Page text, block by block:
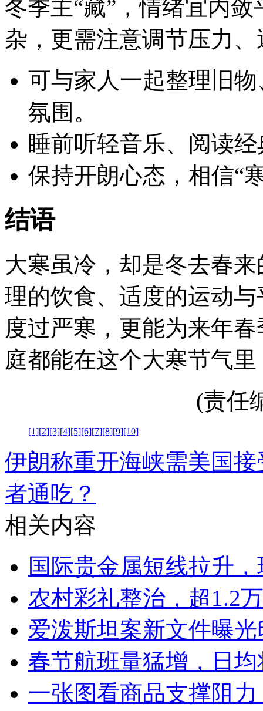
冬季主“藏”，情绪宜内
杂，更需注意调节压力
可与家人一起整理旧
氛围。
睡前听轻音乐、阅读
保持开朗心态，相信“
结语
大寒虽冷，却是冬去春
理的饮食、适度的运动
度过严寒，更能为来年
庭都能在这个大寒节气
(责任
[1][2][3][4][5][6][7][8][9][10]
伊朗称重开海峡需美国
者通吃？
相关内容
国际贵金属短线拉升
农村彩礼整治，超1.2
爱泼斯坦案新文件曝
春节航班量猛增，日
一张图看商品支撑阻